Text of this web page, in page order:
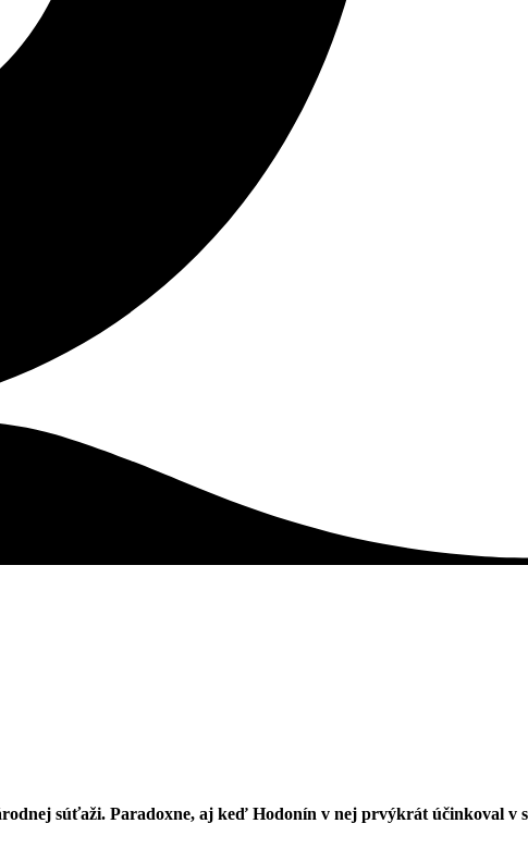
súťaži. Paradoxne, aj keď Hodonín v nej prvýkrát účinkoval v